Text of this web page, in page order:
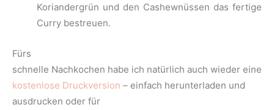
Koriandergrün und den Cashewnüssen das fertige
Curry bestreuen.
Fürs
schnelle Nachkochen habe ich natürlich auch wieder eine
kostenlose Druckversion – einfach herunterladen und
ausdrucken oder für